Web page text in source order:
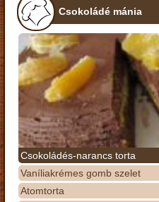
Csokoládé mánia
Csokoládés-narancs torta
Vaníliakrémes gomb szelet
Atomtorta